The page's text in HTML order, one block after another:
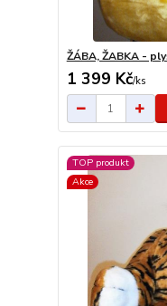
ŽÁBA, ŽABKA -
1 399 Kč/ks
TOP produkt
Akce